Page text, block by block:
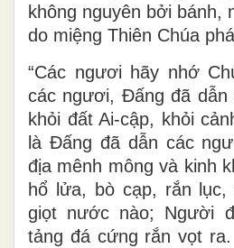
không nguyên bởi bánh,
do miệng Thiên Chúa
“Các ngươi hãy nhớ
các ngươi, Ðấng đã
khỏi đất Ai-cập, khỏi
là Ðấng đã dẫn các
địa mênh mông và kinh
hổ lửa, bò cạp, rắn
giọt nước nào; Người
tảng đá cứng rắn vọt ra.